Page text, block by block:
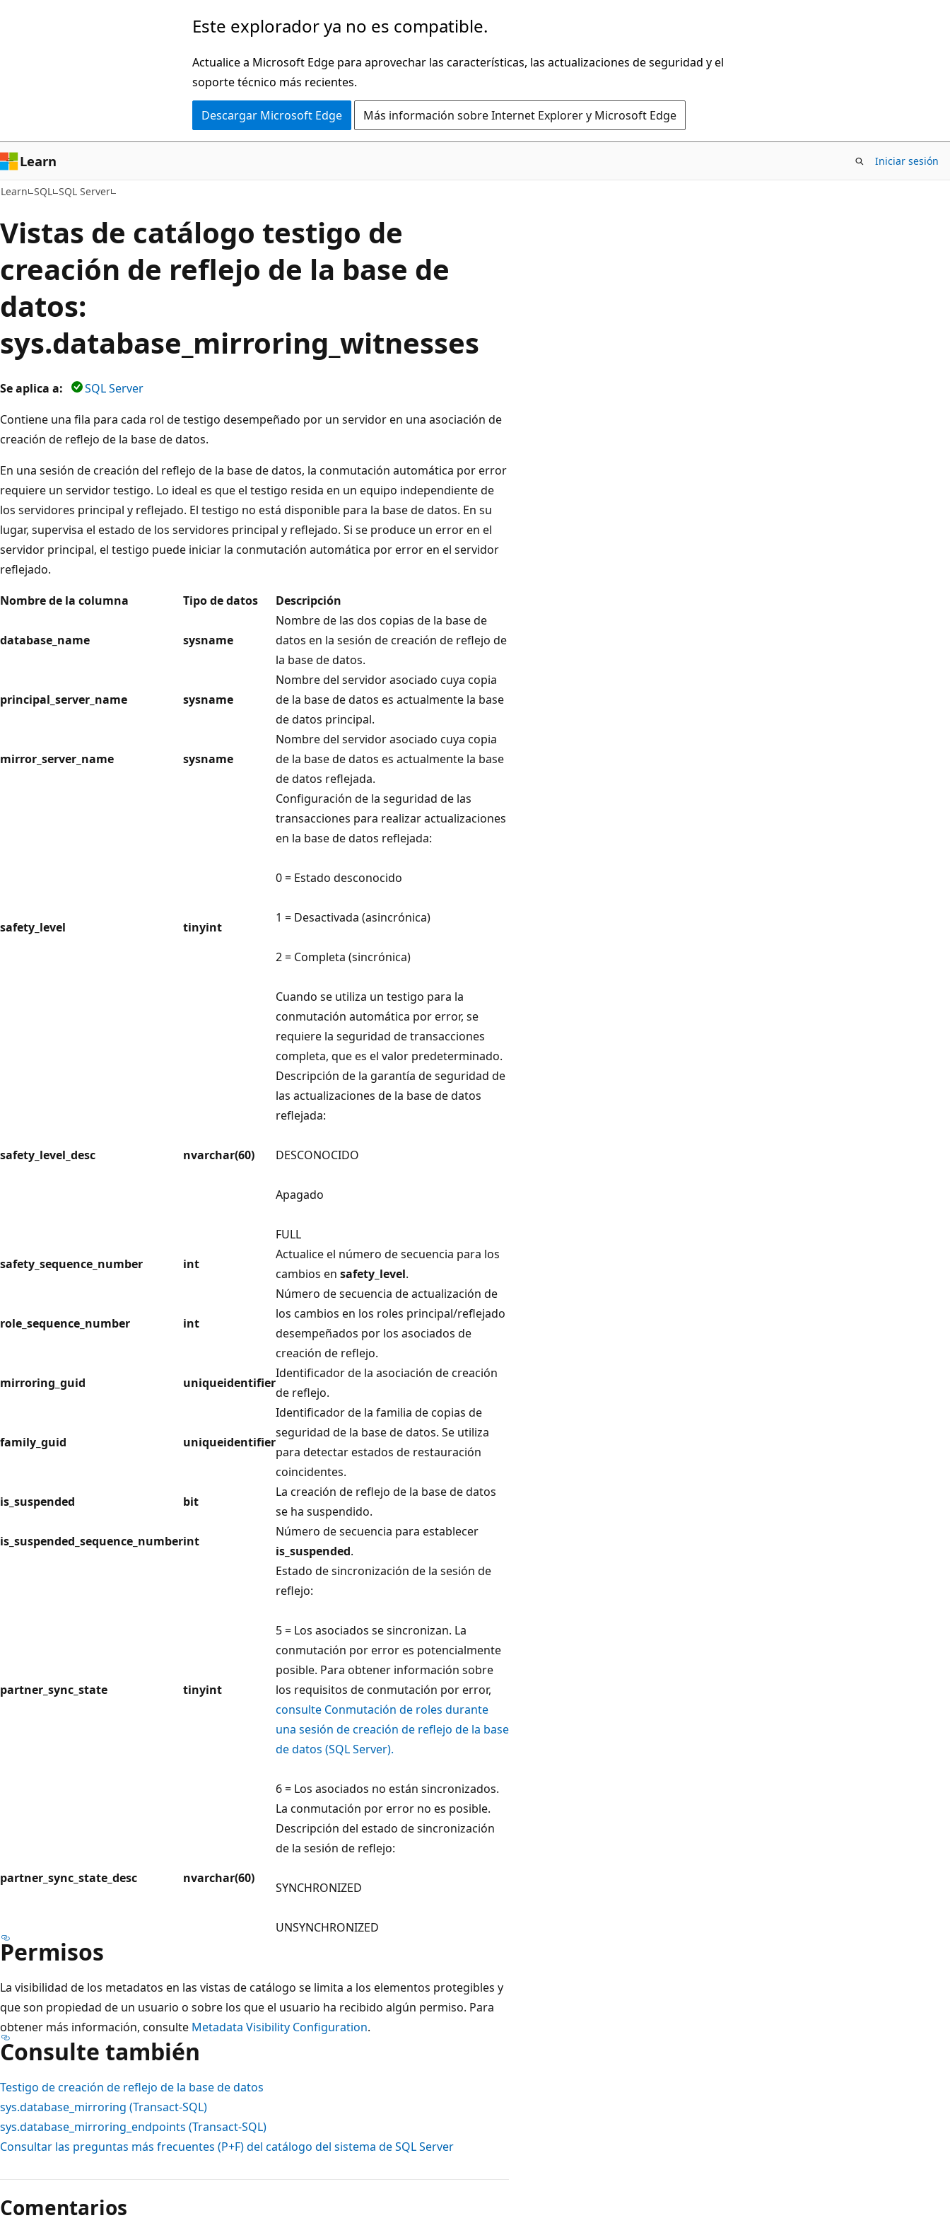
Este explorador ya no es compatible.
Actualice a Microsoft Edge para aprovechar las características, las actualizaciones de seguridad y el
soporte técnico más recientes.
Descargar Microsoft Edge Más información sobre Internet Explorer y Microsoft Edge
Learn Iniciar sesión
Learn SQL SQL Server
Vistas de catálogo testigo de
creación de reflejo de la base de
datos:
sys.database_mirroring_witnesses
Se aplica a:
SQL Server
Contiene una fila para cada rol de testigo desempeñado por un servidor en una asociación de
creación de reflejo de la base de datos.
En una sesión de creación del reflejo de la base de datos, la conmutación automática por error
requiere un servidor testigo. Lo ideal es que el testigo resida en un equipo independiente de
los servidores principal y reflejado. El testigo no está disponible para la base de datos. En su
lugar, supervisa el estado de los servidores principal y reflejado. Si se produce un error en el
servidor principal, el testigo puede iniciar la conmutación automática por error en el servidor
reflejado.
Nombre de la columna
Tipo de datos Descripción
database_name sysname
Nombre de las dos copias de la base de
datos en la sesión de creación de reflejo de
la base de datos.
principal_server_name sysname
Nombre del servidor asociado cuya copia
de la base de datos es actualmente la base
de datos principal.
mirror_server_name sysname
Nombre del servidor asociado cuya copia
de la base de datos es actualmente la base
de datos reflejada.
safety_level tinyint
Configuración de la seguridad de las
transacciones para realizar actualizaciones
en la base de datos reflejada:
0 = Estado desconocido
1 = Desactivada (asincrónica)
2 = Completa (sincrónica)
Cuando se utiliza un testigo para la
conmutación automática por error, se
requiere la seguridad de transacciones
completa, que es el valor predeterminado.
safety_level_desc nvarchar(60)
Descripción de la garantía de seguridad de
las actualizaciones de la base de datos
reflejada:
DESCONOCIDO
Apagado
FULL
safety_sequence_number
int
Actualice el número de secuencia para los
cambios en safety_level.
role_sequence_number int
Número de secuencia de actualización de
los cambios en los roles principal/reflejado
desempeñados por los asociados de
creación de reflejo.
mirroring_guid
uniqueidentifier
Identificador de la asociación de creación
de reflejo.
family_guid uniqueidentifier
Identificador de la familia de copias de
seguridad de la base de datos. Se utiliza
para detectar estados de restauración
coincidentes.
is_suspended
bit
La creación de reflejo de la base de datos
se ha suspendido.
is_suspended_sequence_numberint
Número de secuencia para establecer
is_suspended.
partner_sync_state tinyint
Estado de sincronización de la sesión de
reflejo:
5 = Los asociados se sincronizan. La
conmutación por error es potencialmente
posible. Para obtener información sobre
los requisitos de conmutación por error,
consulte Conmutación de roles durante
una sesión de creación de reflejo de la base
de datos (SQL Server).
6 = Los asociados no están sincronizados.
La conmutación por error no es posible.
partner_sync_state_desc nvarchar(60)
Descripción del estado de sincronización
de la sesión de reflejo:
SYNCHRONIZED
UNSYNCHRONIZED
Permisos
La visibilidad de los metadatos en las vistas de catálogo se limita a los elementos protegibles y
que son propiedad de un usuario o sobre los que el usuario ha recibido algún permiso. Para
obtener más información, consulte Metadata Visibility Configuration.
Consulte también
Testigo de creación de reflejo de la base de datos
sys.database_mirroring (Transact-SQL)
sys.database_mirroring_endpoints (Transact-SQL)
Consultar las preguntas más frecuentes (P+F) del catálogo del sistema de SQL Server
Comentarios